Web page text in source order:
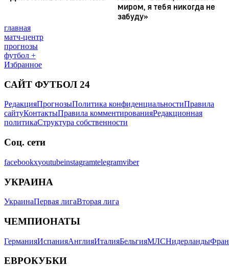
главная
матч-центр
прогнозы
футбол +
Избранное
САЙТ ФУТБОЛ 24
РедакцияПрогнозыПолитика конфиденциальностиПравила
сайтуКонтактыПравила комментированияРедакционная
политикаСтруктура собственности
Соц. сети
facebookxyoutubeinstagramtelegramviber
УКРАИНА
УкраинаПервая лигаВторая лига
ЧЕМПИОНАТЫ
ГерманияИспанияАнглияИталияБельгияМЛСНидерланды
ЕВРОКУБКИ